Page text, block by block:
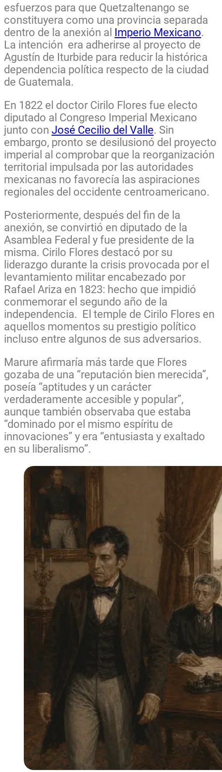
esfuerzos para que Quetzaltenango se
constituyera como una provincia separada
dentro de la anexión al Imperio Mexicano.
La intención era adherirse al proyecto de
Agustín de Iturbide para reducir la histórica
dependencia política respecto de la ciudad
de Guatemala.
En 1822 el doctor Cirilo Flores fue electo
diputado al Congreso Imperial Mexicano
junto con José Cecilio del Valle. Sin
embargo, pronto se desilusionó del proyecto
imperial al comprobar que la reorganización
territorial impulsada por las autoridades
mexicanas no favorecía las aspiraciones
regionales del occidente centroamericano.
Posteriormente, después del fin de la
anexión, se convirtió en diputado de la
Asamblea Federal y fue presidente de la
misma. Cirilo Flores destacó por su
liderazgo durante la crisis provocada por el
levantamiento militar encabezado por
Rafael Ariza en 1823: hecho que impidió
conmemorar el segundo año de la
independencia. El temple de Cirilo Flores en
aquellos momentos su prestigio político
incluso entre algunos de sus adversarios.
Marure afirmaría más tarde que Flores
gozaba de una “reputación bien merecida”,
poseía “aptitudes y un carácter
verdaderamente accesible y popular”,
aunque también observaba que estaba
“dominado por el mismo espíritu de
innovaciones” y era “entusiasta y exaltado
en su liberalismo”.